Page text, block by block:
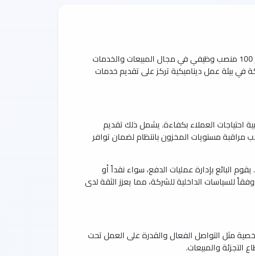
تفتح مجموعة لاندمارك أبوابها للشباب والشابات الطموحين من حملة الثانوية العامة فأعلى، من خلال توفير 100 منصب وظيفي في مجال المبيعات والخدمات
في بيئة عمل ديناميكية تركز على تقديم خدمات
احتياجات العملاء بكفاءة. يشمل ذلك تقديم
مراقبة مستويات المخزون بانتظام لضمان توافر
البائع بإدارة عمليات الدفع، سواء نقداً أو
للسياسات الداخلية للشركة، مما يعزز الثقة لدى
مثل التواصل الفعال والقدرة على العمل تحت
التجزئة والمبيعات.